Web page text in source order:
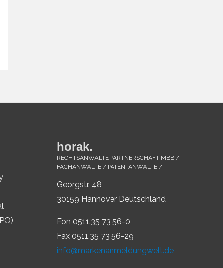
horak.
RECHTSANWÄLTE PARTNERSCHAFT MBB /
FACHANWÄLTE / PATENTANWÄLTE /
Georgstr. 48
30159 Hannover Deutschland
Fon 0511.35 73 56-0
Fax 0511.35 73 56-29
info@markenanmeldungwelt.de